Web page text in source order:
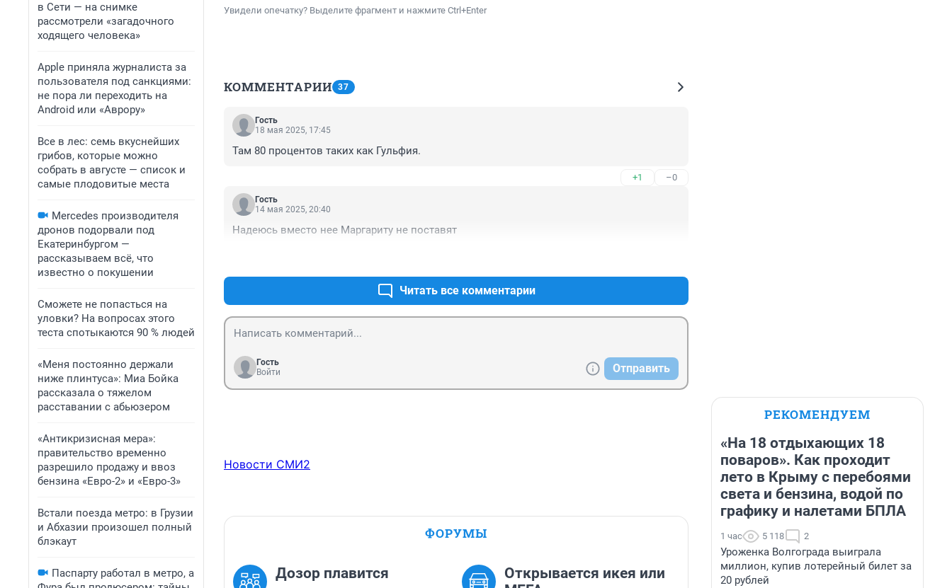
в Сети — на снимке
рассмотрели «загадочного
ходящего человека»
Apple приняла журналиста за
пользователя под санкциями:
не пора ли переходить на
Android или «Аврору»
Все в лес: семь вкуснейших
грибов, которые можно
собрать в августе — список и
самые плодовитые места
Mercedes производителя
дронов подорвали под
Екатеринбургом —
рассказываем всё, что
известно о покушении
Сможете не попасться на
уловки? На вопросах этого
теста спотыкаются 90 % людей
«Меня постоянно держали
ниже плинтуса»: Миа Бойка
рассказала о тяжелом
расставании с абьюзером
«Антикризисная мера»:
правительство временно
разрешило продажу и ввоз
бензина «Евро-2» и «Евро-3»
Встали поезда метро: в Грузии
и Абхазии произошел полный
блэкаут
Паспарту работал в метро, а
Увидели опечатку? Выделите фрагмент и нажмите Ctrl+Enter
КОММЕНТАРИИ 37
Гость
18 мая 2025, 17:45
Там 80 процентов таких как Гульфия.
+1 –0
Гость
14 мая 2025, 20:40
Надеюсь вместо нее Маргариту не поставят
Читать все комментарии
Гость
Войти
Отправить
Новости СМИ2
ФОРУМЫ
Дозор плавится
Открывается икея или
РЕКОМЕНДУЕМ
«На 18 отдыхающих 18
поваров». Как проходит
лето в Крыму с перебоями
света и бензина, водой по
графику и налетами БПЛА
1 час 5 118 2
Уроженка Волгограда выиграла
миллион, купив лотерейный билет за
20 рублей